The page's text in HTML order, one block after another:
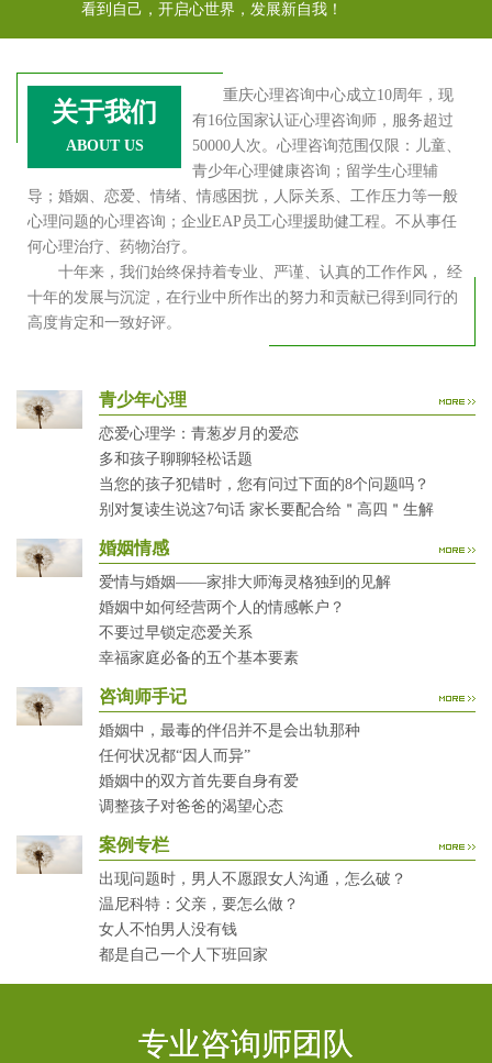
看到自己，开启心世界，发展新自我！
关于我们
ABOUT US
重庆心理咨询中心成立10周年，现
有16位国家认证心理咨询师，服务超过
50000人次。心理咨询范围仅限：儿童、
青少年心理健康咨询；留学生心理辅
导；婚姻、恋爱、情绪、情感困扰，人际关系、工作压力等一般
心理问题的心理咨询；企业EAP员工心理援助健工程。不从事任
何心理治疗、药物治疗。
十年来，我们始终保持着专业、严谨、认真的工作作风， 经
十年的发展与沉淀，在行业中所作出的努力和贡献已得到同行的
高度肯定和一致好评。
青少年心理
恋爱心理学：青葱岁月的爱恋
多和孩子聊聊轻松话题
当您的孩子犯错时，您有问过下面的8个问题吗？
别对复读生说这7句话 家长要配合给＂高四＂生解
婚姻情感
爱情与婚姻——家排大师海灵格独到的见解
婚姻中如何经营两个人的情感帐户？
不要过早锁定恋爱关系
幸福家庭必备的五个基本要素
咨询师手记
婚姻中，最毒的伴侣并不是会出轨那种
任何状况都“因人而异”
婚姻中的双方首先要自身有爱
调整孩子对爸爸的渴望心态
案例专栏
出现问题时，男人不愿跟女人沟通，怎么破？
温尼科特：父亲，要怎么做？
女人不怕男人没有钱
都是自己一个人下班回家
专业咨询师团队